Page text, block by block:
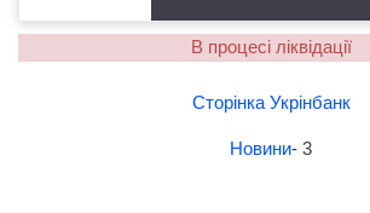
В процесі ліквідації
Сторінка Укрінбанк
Новини- 3